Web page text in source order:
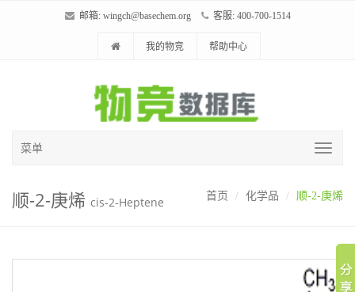
邮箱: wingch@basechem.org 客服: 400-700-1514
我的物竞 帮助中心
菜单
顺-2-庚烯 cis-2-Heptene 首页 化学品 顺-2-庚烯